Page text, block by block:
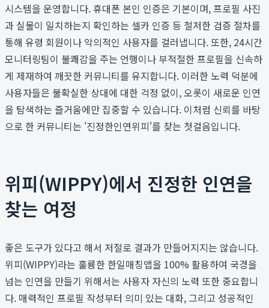
시스템을 운영합니다. 휴대폰 본인 인증은 기본이며, 프로필 사진
과 실물이 일치하는지 확인하는 셀카 인증 등 철저한 검증 절차를
통해 유령 회원이나 악의적인 사용자를 걸러냅니다. 또한, 24시간
모니터링팀이 불쾌감을 주는 언행이나 부적절한 프로필을 신속하
게 제재하여 깨끗한 커뮤니티를 유지합니다. 이러한 노력 덕분에
사용자들은 불확실한 상대에 대한 걱정 없이, 오롯이 새로운 인연
을 탐색하는 즐거움에만 집중할 수 있습니다. 이처럼 신뢰를 바탕
으로 한 커뮤니티는 '진정한인연위피'를 찾는 첫걸음입니다.
위피(WIPPY)에서 진정한 인연을
찾는 여정
좋은 도구가 있다고 해서 저절로 결과가 만들어지지는 않습니다.
위피(WIPPY)라는 훌륭한 한일매칭앱을 100% 활용하여 국경을
넘는 인연을 만들기 위해서는 사용자 자신의 노력 또한 중요합니
다. 매력적인 프로필 작성부터 의미 있는 대화, 그리고 성공적인